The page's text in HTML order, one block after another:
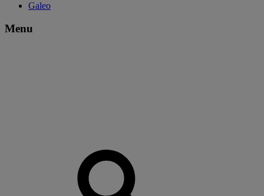
Galeo
Menu